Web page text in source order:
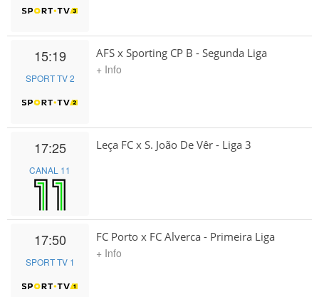
15:19
SPORT TV 2
AFS x Sporting CP B - Segunda Liga
+ Info
17:25
CANAL 11
Leça FC x S. João De Vêr - Liga 3
17:50
SPORT TV 1
FC Porto x FC Alverca - Primeira Liga
+ Info